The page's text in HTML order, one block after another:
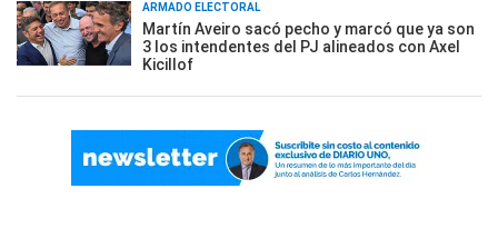
ARMADO ELECTORAL
Martín Aveiro sacó pecho y marcó que ya son
3 los intendentes del PJ alineados con Axel
Kicillof